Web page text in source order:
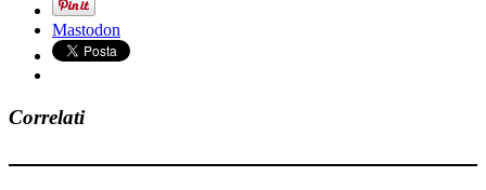
Mastodon
Correlati